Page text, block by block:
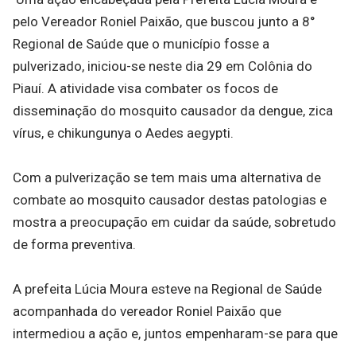
pelo Vereador Roniel Paixão, que buscou junto a 8°
Regional de Saúde que o município fosse a
pulverizado, iniciou-se neste dia 29 em Colônia do
Piauí. A atividade visa combater os focos de
disseminação do mosquito causador da dengue, zica
vírus, e chikungunya o Aedes aegypti.
Com a pulverização se tem mais uma alternativa de
combate ao mosquito causador destas patologias e
mostra a preocupação em cuidar da saúde, sobretudo
de forma preventiva.
A prefeita Lúcia Moura esteve na Regional de Saúde
acompanhada do vereador Roniel Paixão que
intermediou a ação e, juntos empenharam-se para que